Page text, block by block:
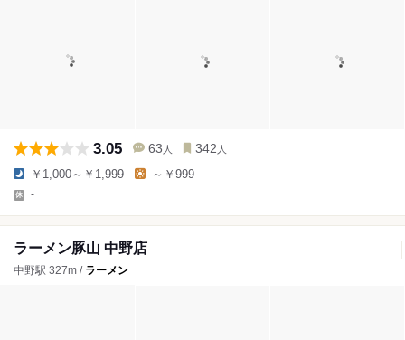
3.05 63 人 342 人
￥1,000～￥1,999 ～￥999
-
ラーメン豚山 中野店
中野駅 327m / ラーメン